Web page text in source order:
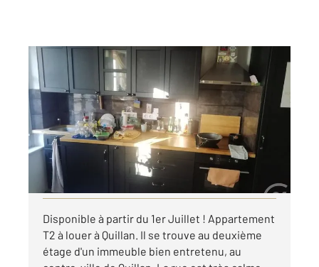
QUILLAN 11
39 m
2 , 2 pièces
Ref : 5068
Appartement F2 à louer
400 €
par mois charges comprises
Visiter le site dédié
Disponible à partir du 1er Juillet ! Appartement
T2 à louer à Quillan. Il se trouve au deuxième
étage d'un immeuble bien entretenu, au